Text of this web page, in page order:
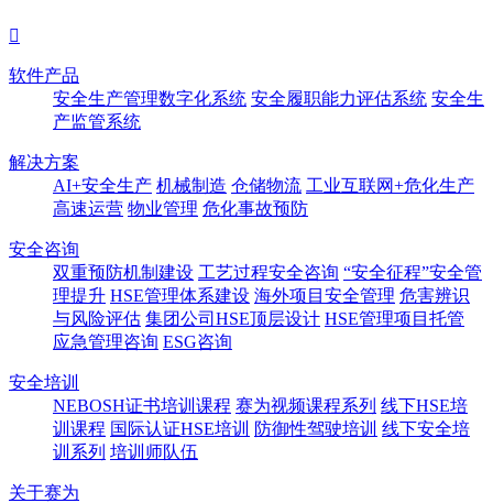

软件产品
安全生产管理数字化系统 安全履职能力评估系统 安全生
产监管系统
解决方案
AI+安全生产 机械制造 仓储物流 工业互联网+危化生产
高速运营 物业管理 危化事故预防
安全咨询
双重预防机制建设 工艺过程安全咨询 “安全征程”安全管
理提升 HSE管理体系建设 海外项目安全管理 危害辨识
与风险评估 集团公司HSE顶层设计 HSE管理项目托管
应急管理咨询 ESG咨询
安全培训
NEBOSH证书培训课程 赛为视频课程系列 线下HSE培
训课程 国际认证HSE培训 防御性驾驶培训 线下安全培
训系列 培训师队伍
关于赛为